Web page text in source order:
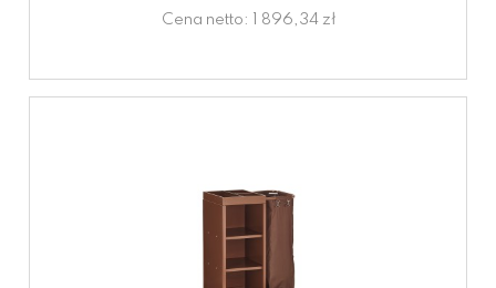
Cena netto: 1 896,34 zł